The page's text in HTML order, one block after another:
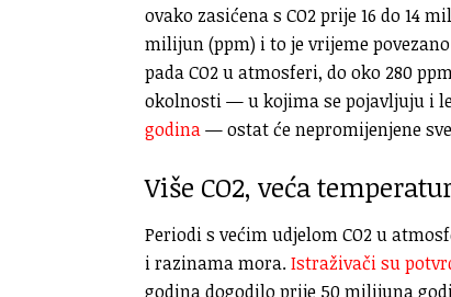
ovako zasićena s CO2 prije 16 do 14
milijun (ppm) i to je vrijeme
pada CO2 u atmosferi, do oko 280
okolnosti — u kojima se pojavljuju i
godina— ostat će nepromijenjene
Više CO2, veća
Periodi s većim udjelom CO2 u
i razinama mora.Istraživači su
godina dogodilo prije 50 milijuna